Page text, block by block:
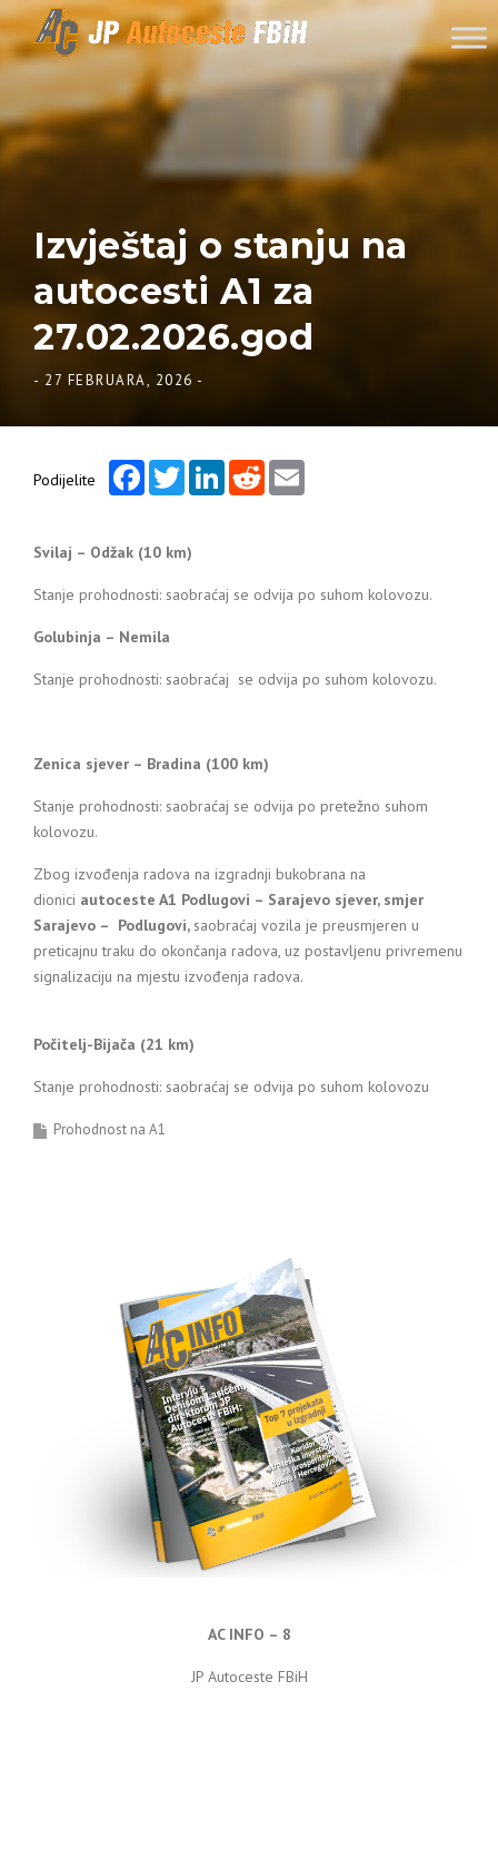
Skip to content
Izvještaj o stanju na
autocesti A1 za
27.02.2026.god
- 27 FEBRUARA, 2026 -
Podijelite
FacebookTwitterLinkedInReddit
Svilaj – Odžak (10 km)
Stanje prohodnosti: saobraćaj se odvija po suhom kolovozu.
Golubinja – Nemila
Stanje prohodnosti: saobraćaj se odvija po suhom kolovozu.
Zenica sjever – Bradina (100 km)
Stanje prohodnosti: saobraćaj se odvija po pretežno suhom
kolovozu.
Zbog izvođenja radova na izgradnji bukobrana na
dionici autoceste A1 Podlugovi – Sarajevo sjever, smjer
Sarajevo – Podlugovi,saobraćaj vozila je preusmjeren u
preticajnu traku do okončanja radova, uz postavljenu privremenu
signalizaciju na mjestu izvođenja radova.
Počitelj-Bijača (21 km)
Stanje prohodnosti: saobraćaj se odvija po suhom kolovozu
Prohodnost na A1
AC INFO – 8
JP Autoceste FBiH